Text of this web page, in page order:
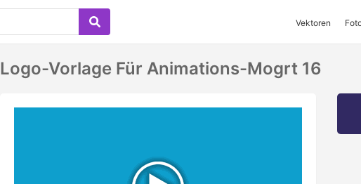
Vektoren
Logo-Vorlage Für Animations-Mogrt 16